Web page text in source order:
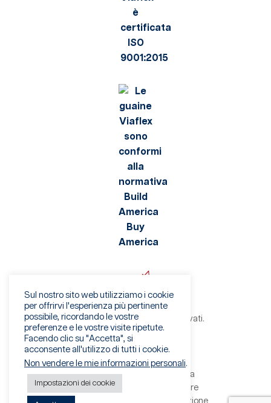
©2026 Viaflex. Tutti i diritti riservati.
Informativa sulla privacy
Condizioni di utilizzo
Avviso di frode
Termini e condizioni di vendita
Termini e condizioni del fornitore
Modulo per il diritto alla cancellazione
Sul nostro sito web utilizziamo i cookie
per offrirvi l'esperienza più pertinente
possibile, ricordando le vostre
preferenze e le vostre visite ripetute.
Facendo clic su "Accetta", si
acconsente all'utilizzo di tutti i cookie.
Non vendere le mie informazioni personali.
Impostazioni dei cookie